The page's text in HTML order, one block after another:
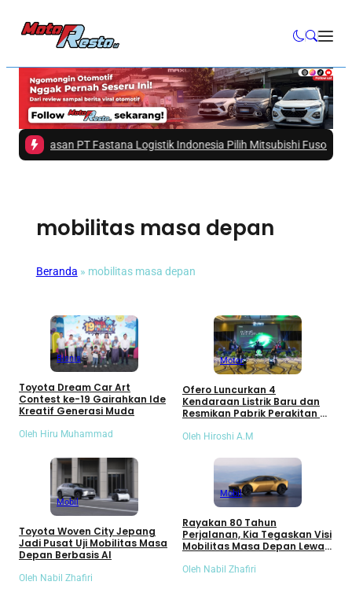
4 Alasan PT Fastana Logistik Indonesia Pilih Mitsubishi Fuso eCanter
mobilitas masa depan
Beranda » mobilitas masa depan
Bisnis
Toyota Dream Car Art
Contest ke-19 Gairahkan Ide
Kreatif Generasi Muda
Oleh Hiru Muhammad
Motor
Ofero Luncurkan 4
Kendaraan Listrik Baru dan
Resmikan Pabrik Perakitan di
Oleh Hiroshi A.M
Mobil
Toyota Woven City Jepang
Jadi Pusat Uji Mobilitas Masa
Depan Berbasis AI
Oleh Nabil Zhafiri
Mobil
Rayakan 80 Tahun
Perjalanan, Kia Tegaskan Visi
Mobilitas Masa Depan Lewat
Oleh Nabil Zhafiri